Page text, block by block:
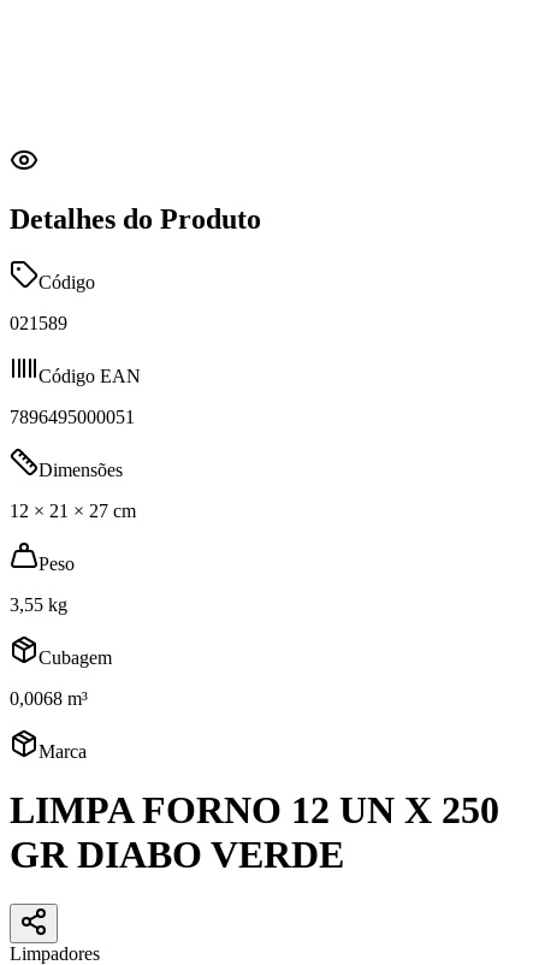
Detalhes do Produto
Código
021589
Código EAN
7896495000051
Dimensões
12 × 21 × 27 cm
Peso
3,55 kg
Cubagem
0,0068 m³
Marca
LIMPA FORNO 12 UN X 250
GR DIABO VERDE
Limpadores